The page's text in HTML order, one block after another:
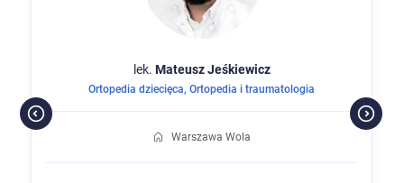
lek. MateuszJeśkiewicz
Ortopedia dziecięca,Ortopedia i traumatologia
Warszawa Wola